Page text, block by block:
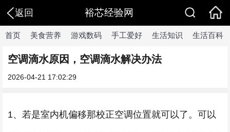
返回 裕芯经验网
首页 美食营养 游戏数码 手工爱好 生活知识 生活百科
空调滴水原因，空调滴水解决办法
2026-04-21 17:02:29
1、若是室内机偏移那校正空调位置就可以了。可以